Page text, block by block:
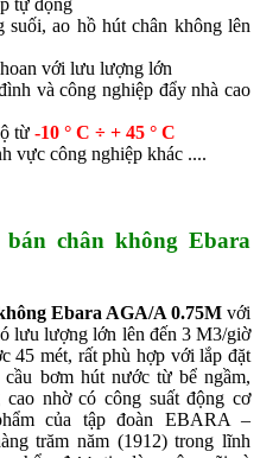
tự động
suối, ao hồ hút chân không lên
với lưu lượng lớn
và công nghiệp đẩy nhà cao
từ -10 ° C ÷ + 45 ° C
vực công nghiệp khác ....
chân không Ebara
Ebara AGA/A 0.75Mvới
lưu lượng lớn lên đến 3 M3/giờ
45 mét, rất phù hợp với lắp đặt
bơm hút nước từ bể ngầm,
nhờ có công suất động cơ
của tập đoàn EBARA –
trăm năm (1912) trong lĩnh